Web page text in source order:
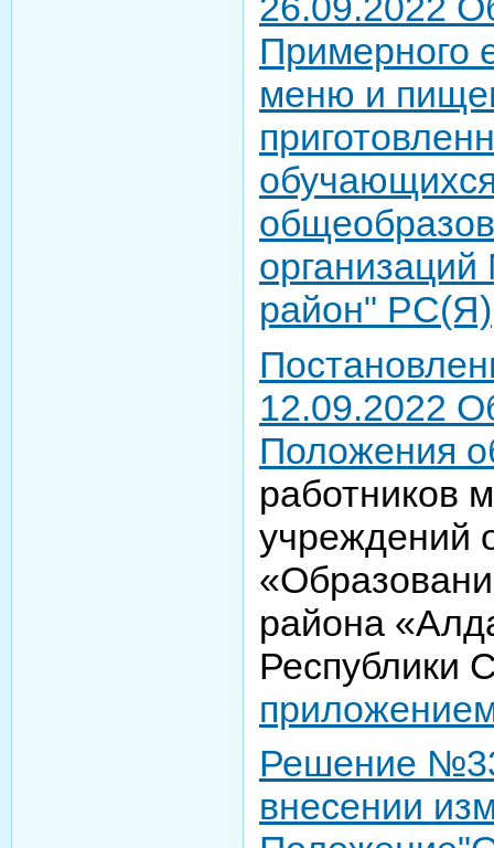
Примерного
меню и
район" РС(Я)
12.09.2022
Положения
работников
учреждений
района
Республики
Решение
внесении